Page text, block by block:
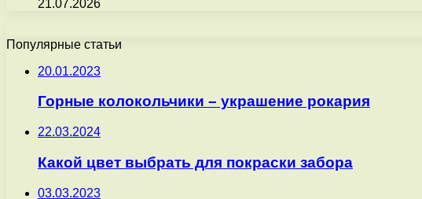
21.07.2026
Популярные статьи
20.01.2023
Горные колокольчики – украшение рокария
22.03.2024
Какой цвет выбрать для покраски забора
03.03.2023